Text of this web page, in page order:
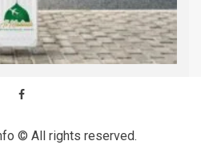
© All rights reserved.